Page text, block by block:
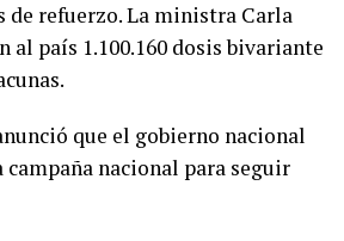
de refuerzo. La ministra Carla
país 1.100.160 dosis bivariante
que el gobierno nacional
nacional para seguir